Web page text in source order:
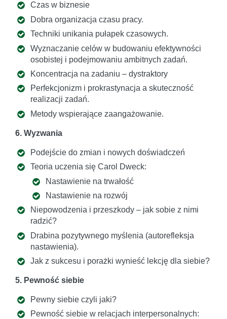
Czas w biznesie
Dobra organizacja czasu pracy.
Techniki unikania pułapek czasowych.
Wyznaczanie celów w budowaniu efektywności
osobistej i podejmowaniu ambitnych zadań.
Koncentracja na zadaniu – dystraktory
Perfekcjonizm i prokrastynacja a skuteczność
realizacji zadań.
Metody wspierające zaangażowanie.
6. Wyzwania
Podejście do zmian i nowych doświadczeń
Teoria uczenia się Carol Dweck:
Nastawienie na trwałość
Nastawienie na rozwój
Niepowodzenia i przeszkody – jak sobie z nimi
radzić?
Drabina pozytywnego myślenia (autorefleksja
nastawienia).
Jak z sukcesu i porażki wynieść lekcję dla siebie?
5. Pewność siebie
Pewny siebie czyli jaki?
Pewność siebie w relacjach interpersonalnych: